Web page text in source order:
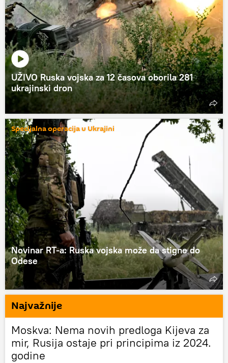
UŽIVO Ruska vojska za 12 časova oborila 281
ukrajinski dron
Specijalna operacija u Ukrajini
Novinar RT-a: Ruska vojska može da stigne do
Odese
Najvažnije
Moskva: Nema novih predloga Kijeva za
mir, Rusija ostaje pri principima iz 2024.
godine